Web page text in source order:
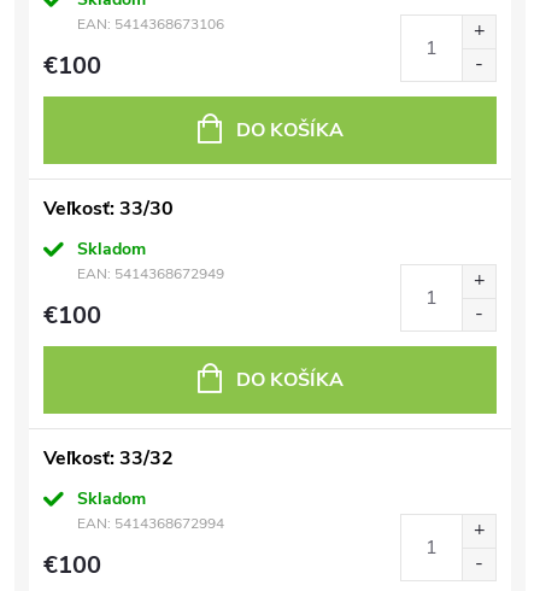
EAN: 5414368673106
€100
DO KOŠÍKA
Veľkosť: 33/30
Skladom
EAN: 5414368672949
€100
DO KOŠÍKA
Veľkosť: 33/32
Skladom
EAN: 5414368672994
€100